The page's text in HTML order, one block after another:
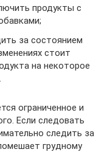
продукты с
за состоянием
стоит
на некоторое
ограниченное и
Если следовать
следить за
грудному